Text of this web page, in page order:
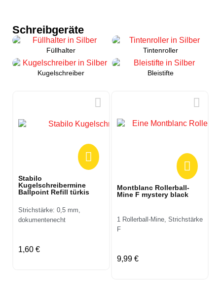
Schreibgeräte
Füllhalter
Kugelschreiber
Tintenroller
Bleistifte
Stabilo
Kugelschreibermine
Ballpoint Refill türkis
Strichstärke: 0,5 mm,
dokumentenecht
1,60 €
Montblanc Rollerball-
Mine F mystery black
1 Rollerball-Mine, Strichstärke
F
9,99 €